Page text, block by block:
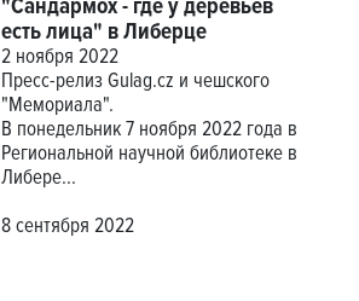
"Сандармох - где у деревьев
есть лица" в Либерце
2 ноября 2022
Пресс-релиз Gulag.cz и чешского
"Мемориала".
В понедельник 7 ноября 2022 года в
Региональной научной библиотеке в
Либере...
8 сентября 2022